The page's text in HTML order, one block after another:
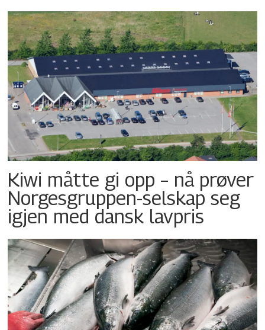
Kiwi måtte gi opp – nå prøver
Norgesgruppen-selskap seg
igjen med dansk lavpris